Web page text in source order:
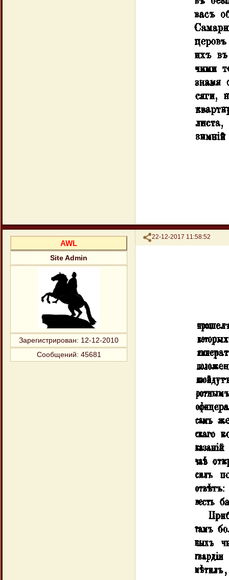
Поделиться
22-12-2017 11:58:52
AWL
Site Admin
Зарегистрирован: 12-12-2010
Сообщений: 45681